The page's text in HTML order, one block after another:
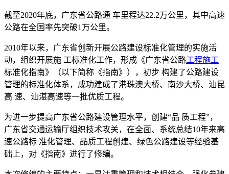
截至2020年底，广东省公路通 车里程达22.2万公里，其中高速
公路在全国率先突破1万公里。
2010年以来，广东省创新开展公路建设标准化管理的实施活
动，组织开展施 工标准化工作，形成《广东省公路工程施工
标准化指南》（以下简称《指南》），初步 构建了公路建设
管理的标准化体系，成功建成了港珠澳大桥、南沙大桥、汕昆
高 速、汕湛高速等一批优质工程。
为进一步提高广东省公路建设管理水平，创建“品 质工程”，
广东省交通运输厅组织技术攻关，在全面、系统总结10年来高
速公路标 准化管理、品质工程创建、绿色公路建设等经验基
础上，对《指南》进行了修编。